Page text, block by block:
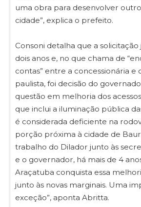
uma obra para desenvolver
cidade”, explica o prefeito.
Consoni detalha que a solicitação
dois anos e, no que chama de
contas” entre a concessionária e
paulista, foi decisão do
questão em melhoria dos
que inclui a iluminação pública
é considerada deficiente na
porção próxima à cidade de
trabalho do Dilador junto às
e o governador, há mais de 4
Araçatuba conquista essa
junto às novas marginais. Uma
exceção”, aponta Abritta.